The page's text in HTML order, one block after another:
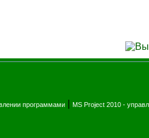
программами MS Project 2010 -